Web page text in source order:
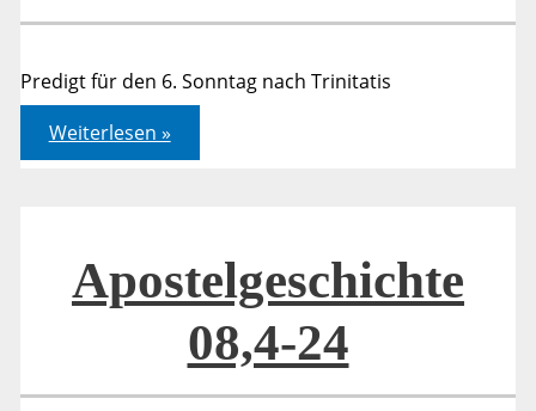
Predigt für den 6. Sonntag nach Trinitatis
Apostelgeschichte
08,26-
39
Weiterlesen »
Apostelgeschichte
08,4-24